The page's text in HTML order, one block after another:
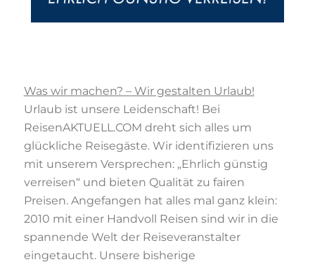
Was wir machen? – Wir gestalten Urlaub!
Urlaub ist unsere Leidenschaft! Bei
ReisenAKTUELL.COM dreht sich alles um
glückliche Reisegäste. Wir identifizieren uns
mit unserem Versprechen: „Ehrlich günstig
verreisen“ und bieten Qualität zu fairen
Preisen. Angefangen hat alles mal ganz klein:
2010 mit einer Handvoll Reisen sind wir in die
spannende Welt der Reiseveranstalter
eingetaucht. Unsere bisherige